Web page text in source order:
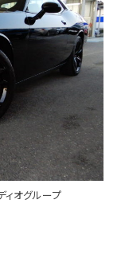
オグループ